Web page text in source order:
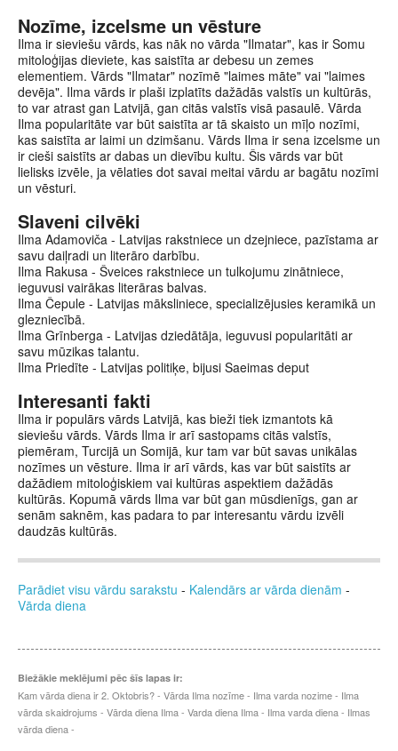
Nozīme, izcelsme un vēsture
Ilma ir sieviešu vārds, kas nāk no vārda "Ilmatar", kas ir Somu
mitoloģijas dieviete, kas saistīta ar debesu un zemes
elementiem. Vārds "Ilmatar" nozīmē "laimes māte" vai "laimes
devēja". Ilma vārds ir plaši izplatīts dažādās valstīs un kultūrās,
to var atrast gan Latvijā, gan citās valstīs visā pasaulē. Vārda
Ilma popularitāte var būt saistīta ar tā skaisto un mīļo nozīmi,
kas saistīta ar laimi un dzimšanu. Vārds Ilma ir sena izcelsme un
ir cieši saistīts ar dabas un dievību kultu. Šis vārds var būt
lielisks izvēle, ja vēlaties dot savai meitai vārdu ar bagātu nozīmi
un vēsturi.
Slaveni cilvēki
Ilma Adamoviča - Latvijas rakstniece un dzejniece, pazīstama ar
savu daiļradi un literāro darbību.
Ilma Rakusa - Šveices rakstniece un tulkojumu zinātniece,
ieguvusi vairākas literāras balvas.
Ilma Čepule - Latvijas māksliniece, specializējusies keramikā un
glezniecībā.
Ilma Grīnberga - Latvijas dziedātāja, ieguvusi popularitāti ar
savu mūzikas talantu.
Ilma Priedīte - Latvijas politiķe, bijusi Saeimas deput
Interesanti fakti
Ilma ir populārs vārds Latvijā, kas bieži tiek izmantots kā
sieviešu vārds. Vārds Ilma ir arī sastopams citās valstīs,
piemēram, Turcijā un Somijā, kur tam var būt savas unikālas
nozīmes un vēsture. Ilma ir arī vārds, kas var būt saistīts ar
dažādiem mitoloģiskiem vai kultūras aspektiem dažādās
kultūrās. Kopumā vārds Ilma var būt gan mūsdienīgs, gan ar
senām saknēm, kas padara to par interesantu vārdu izvēli
daudzās kultūrās.
Parādiet visu vārdu sarakstu - Kalendārs ar vārda dienām -
Vārda diena
Biežākie meklējumi pēc šīs lapas ir:
Kam vārda diena ir 2. Oktobris? - Vārda Ilma nozīme - Ilma varda nozime - Ilma
vārda skaidrojums - Vārda diena Ilma - Varda diena Ilma - Ilma varda diena - Ilmas
vārda diena -